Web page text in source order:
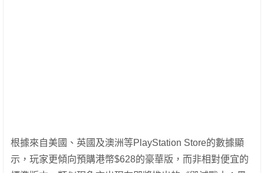
根據來自美國、英國及澳洲等PlayStation Store的數據顯
示，玩家更傾向預購港幣$628的豪華版，而非相對便宜的